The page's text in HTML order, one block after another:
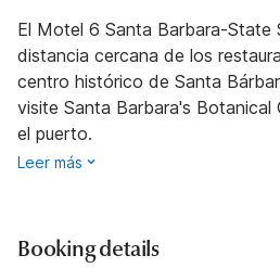
El Motel 6 Santa Barbara-State
distancia cercana de los
centro histórico de Santa
visite Santa Barbara's Botanical
el puerto.
Leer más
Booking details